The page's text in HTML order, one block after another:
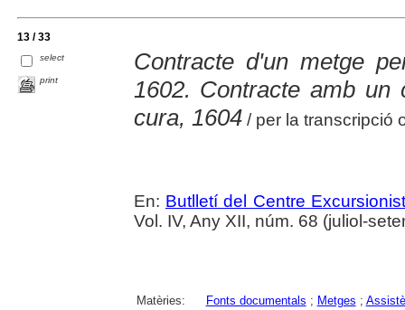
13 / 33
select
print
Contracte d'un metge
1602. Contracte amb un
cura, 1604/ per la transcripció
En: Butlletí del Centre
Vol. IV, Any XII, núm. 68 (juliol-
Matèries: Fonts documentals ; Metges ;